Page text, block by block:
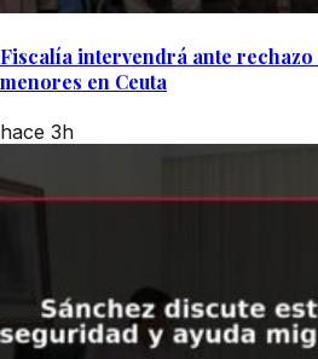
Fiscalía intervendrá ante rechazo
menores en Ceuta
hace 3h